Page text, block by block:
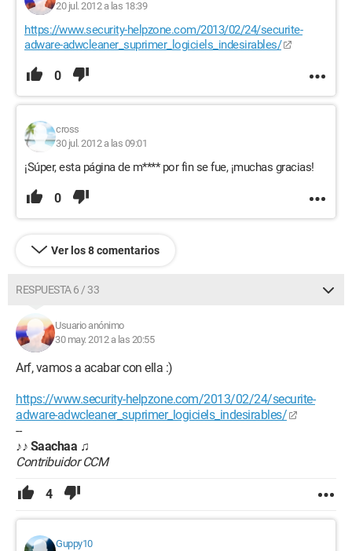
20 jul. 2012 a las 18:39
https://www.security-helpzone.com/2013/02/24/securite-
adware-adwcleaner_suprimer_logiciels_indesirables/
0
cross
30 jul. 2012 a las 09:01
¡Súper, esta página de m**** por fin se fue, ¡muchas gracias!
0
Ver los 8 comentarios
RESPUESTA 6 / 33
Usuario anónimo
30 may. 2012 a las 20:55
Arf, vamos a acabar con ella :)
https://www.security-helpzone.com/2013/02/24/securite-
adware-adwcleaner_suprimer_logiciels_indesirables/
--
♪♪ Saachaa ♫
Contribuidor CCM
4
Guppy10